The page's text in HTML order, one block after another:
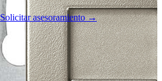
Solicitar asesoramiento →